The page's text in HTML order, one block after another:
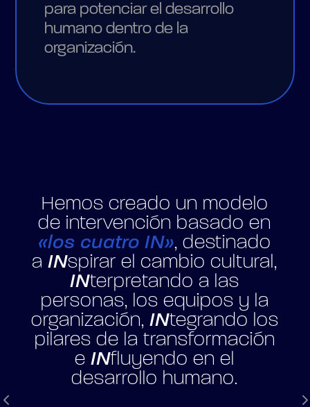
para potenciar el desarrollo
humano dentro de la
organización.
Hemos creado un modelo
de intervención basado en
«los cuatro IN», destinado
aINspirar el cambio cultural,
INterpretando a las
personas, los equipos y la
organización, INtegrando los
pilares de la transformación
eINfluyendo en el
desarrollo humano.